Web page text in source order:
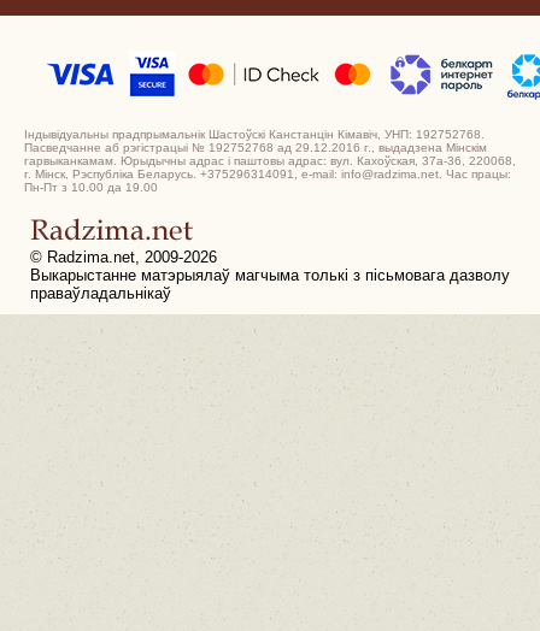
Індывідуальны прадпрымальнік Шастоўскі Канстанцін Кімавіч, УНП: 192752768.
Пасведчанне аб рэгістрацыі № 192752768 ад 29.12.2016 г., выдадзена Мінскім
гарвыканкамам. Юрыдычны адрас і паштовы адрас: вул. Кахоўская, 37а-36, 220068,
г. Мінск, Рэспубліка Беларусь. +375296314091, e-mail: info@radzima.net. Час працы:
Пн-Пт з 10.00 да 19.00
© Radzima.net, 2009-2026
Выкарыстанне матэрыялаў магчыма толькі з пісьмовага дазволу
праваўладальнікаў